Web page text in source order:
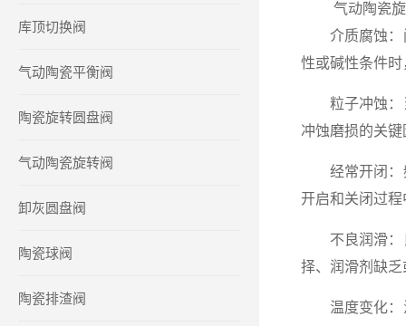
库顶切换阀
气动陶瓷平衡阀
陶瓷旋转圆盘阀
气动陶瓷旋转阀
卸灰圆盘阀
陶瓷球阀
陶瓷排渣阀
气动陶瓷旋转
介质腐蚀：阀
性或碱性条件
粒子冲蚀：当
冲蚀磨损的关
经常开闭：频
开启和关闭过
不良润滑：良
择、润滑剂缺
温度变化：温